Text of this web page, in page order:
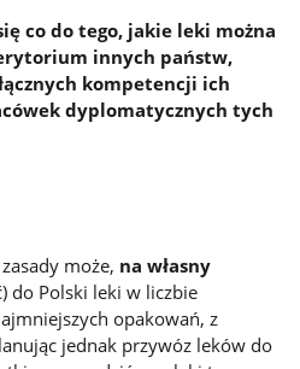
co do tego, jakie leki można
innych państw,
kompetencji ich
dyplomatycznych tych
może, na własny
do Polski leki w liczbie
opakowań, z
jednak przywóz leków do